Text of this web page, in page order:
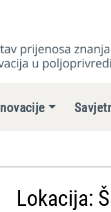
Inovacije
Lokacija: